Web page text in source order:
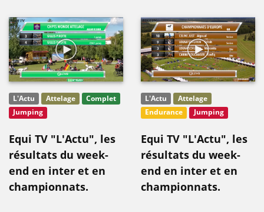
L'Actu Attelage
Complet
Jumping
Equi TV "L'Actu", les
résultats du week-
end en inter et en
championnats.
L'Actu
Attelage
Endurance
Jumping
Equi TV "L'Actu", les
résultats du week-
end en inter et en
championnats.